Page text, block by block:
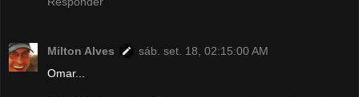
Milton Alves
sáb. set. 18, 02:15:00 AM
Omar...